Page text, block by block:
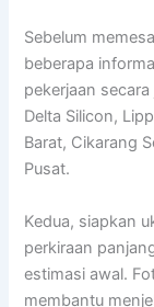
Sebelum
beberapa
pekerjaan
Delta Silicon,
Barat, Cikarang
Pusat.
Kedua, siapkan
perkiraan
estimasi awal.
membantu